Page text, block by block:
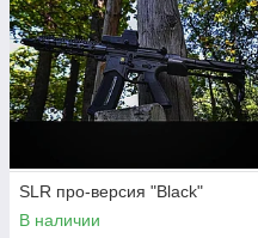
осторожностью.
SLR про-версия "Black"
В наличии